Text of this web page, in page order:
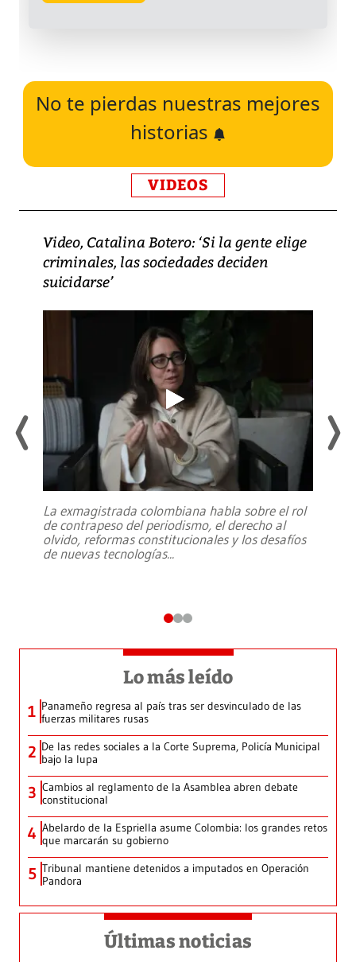
No te pierdas nuestras mejores
historias
VIDEOS
Video, Catalina Botero: ‘Si la gente elige
criminales, las sociedades deciden
suicidarse’
La exmagistrada colombiana habla sobre el rol
de contrapeso del periodismo, el derecho al
olvido, reformas constitucionales y los desafíos
de nuevas tecnologías...
Lo más leído
1 Panameño regresa al país tras ser desvinculado de las
fuerzas militares rusas
2 De las redes sociales a la Corte Suprema, Policía Municipal
bajo la lupa
3 Cambios al reglamento de la Asamblea abren debate
constitucional
4 Abelardo de la Espriella asume Colombia: los grandes retos
que marcarán su gobierno
5 Tribunal mantiene detenidos a imputados en Operación
Pandora
Últimas noticias